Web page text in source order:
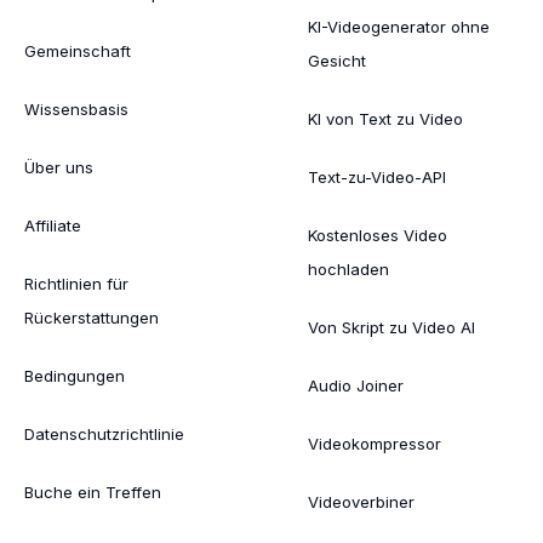
Gemeinschaft
Wissensbasis
Über uns
Affiliate
Richtlinien für
Rückerstattungen
Bedingungen
Datenschutzrichtlinie
Buche ein Treffen
KI-Videogenerator ohne
Gesicht
KI von Text zu Video
Text-zu-Video-API
Kostenloses Video
hochladen
Von Skript zu Video AI
Audio Joiner
Videokompressor
Videoverbiner